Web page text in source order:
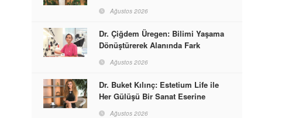
Ağustos 2026
Dr. Çiğdem Üregen: Bilimi Yaşama
Dönüştürerek Alanında Fark
Ağustos 2026
Dr. Buket Kılınç: Estetium Life ile
Her Gülüşü Bir Sanat Eserine
Ağustos 2026